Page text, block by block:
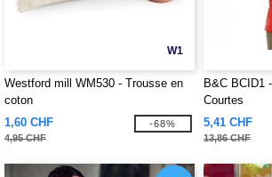
W1
Westford mill WM530 - Trousse en
coton
1,60 CHF
4,95 CHF
-68%
B&C BCID1
Courtes
5,41 CHF
13,86 CHF